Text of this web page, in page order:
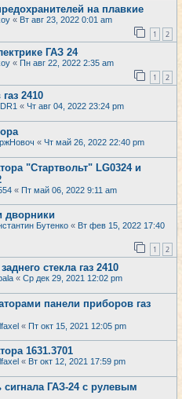
на плавкие
« Вт авг 23, 2022 0:01 am
1 2
ГАЗ 24
« Пн авг 22, 2022 2:35 am
1 2
2410
« Чт авг 04, 2022 23:24 pm
« Чт май 26, 2022 22:40 pm
"Cтартвольт" LG0324 и
« Пт май 06, 2022 9:11 am
дворники
Бутенко « Вт фев 15, 2022 17:40
1 2
стекла газ 2410
« Ср дек 29, 2021 12:02 pm
панели приборов газ
« Пт окт 15, 2021 12:05 pm
1631.3701
« Вт окт 12, 2021 17:59 pm
сигнала ГАЗ-24 с рулевым